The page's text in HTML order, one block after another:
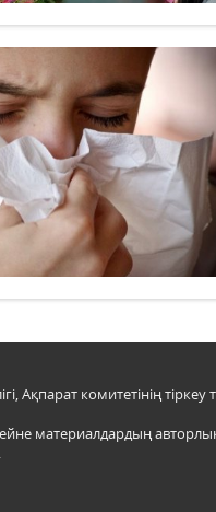
комитетінің тіркеу
материалдардың